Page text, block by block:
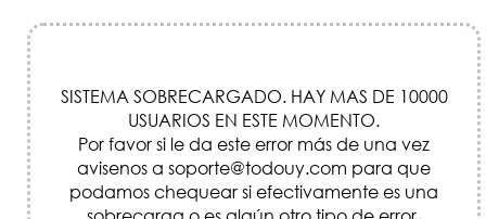
SISTEMA SOBRECARGADO. HAY MAS DE 10000
USUARIOS EN ESTE MOMENTO.
Por favor si le da este error más de una vez
avisenos a soporte@todouy.com para que
podamos chequear si efectivamente es una